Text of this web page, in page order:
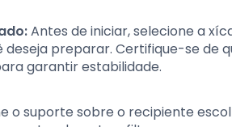
Antes de iniciar, selecione a
preparar. Certifique-se de
garantir estabilidade.
o suporte sobre o recipiente